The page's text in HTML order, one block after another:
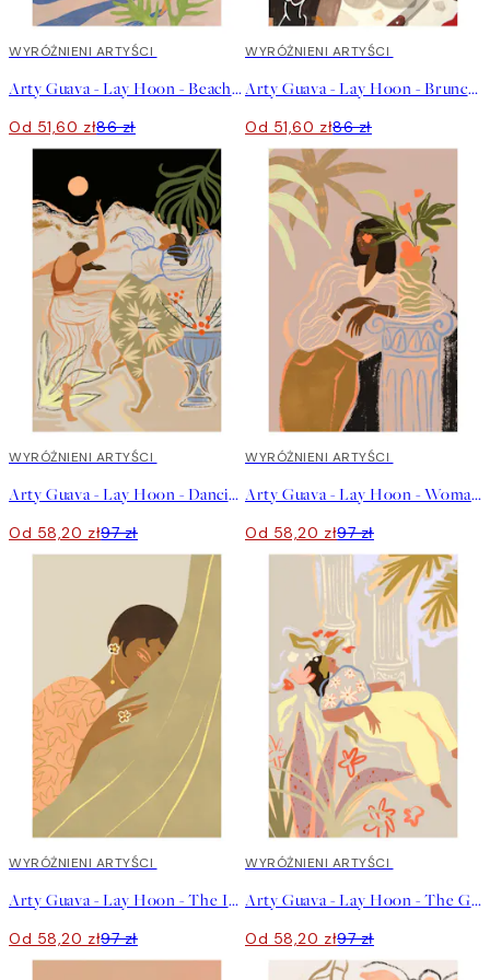
40%*
WYRÓŻNIENI ARTYŚCI
Arty Guava - Lay Hoon - Beach Please Plakat
Od 51,60 zł86 zł
40%*
WYRÓŻNIENI ARTYŚCI
Arty Guava - Lay Hoon - Brunch Plakat
Od 51,60 zł86 zł
40%*
WYRÓŻNIENI ARTYŚCI
Arty Guava - Lay Hoon - Dancing Under The Moonlight Plakat
Od 58,20 zł97 zł
40%*
WYRÓŻNIENI ARTYŚCI
Arty Guava - Lay Hoon - Woman Waiting Plakat
Od 58,20 zł97 zł
40%*
WYRÓŻNIENI ARTYŚCI
Arty Guava - Lay Hoon - The Introvert Plakat
Od 58,20 zł97 zł
40%*
WYRÓŻNIENI ARTYŚCI
Arty Guava - Lay Hoon - The Garden Plakat
Od 58,20 zł97 zł